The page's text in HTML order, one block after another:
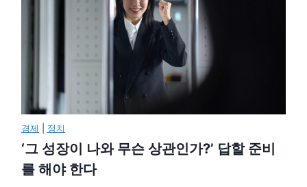
경제 정치
‘그 성장이 나와 무슨 상관인가?’ 답할 준비
를 해야 한다